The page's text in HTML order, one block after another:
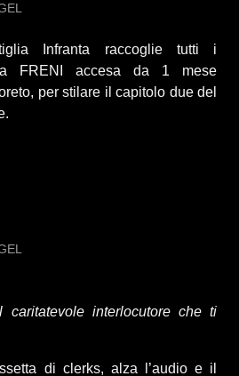
Infranta raccoglie tutti i
FRENI accesa da 1 mese
per stilare il capitolo due del
caritatevole interlocutore che ti
di clerks, alza l’audio e il